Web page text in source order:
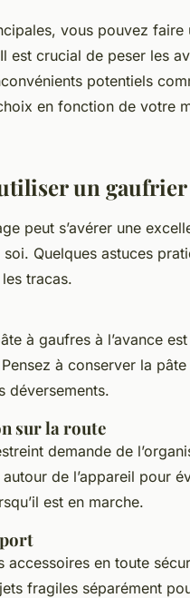
vous pouvez
est crucial de peser les
potentiels
en fonction de votre
un gaufrier
peut s’avérer une
Quelques astuces
tracas.
à gaufres à l’avance
à conserver la
déversements.
sur la route
demande de
de l’appareil pour
est en marche.
en toute
fragiles séparément